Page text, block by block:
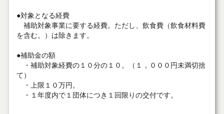
●対象となる経費
補助対象事業に要する経費。ただし、飲食費（飲食材料費
を含む。）は除きます。
●補助金の額
・補助対象経費の１０分の１０。（１，０００円未満切捨
て）
・上限１０万円。
・１年度内で１団体につき１回限りの交付です。